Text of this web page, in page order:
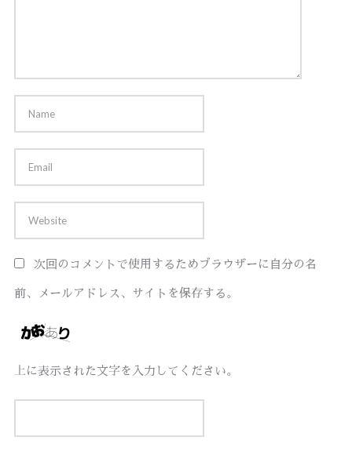
次回のコメントで使用するためブラウザーに自分の名
前、メールアドレス、サイトを保存する。
上に表示された文字を入力してください。